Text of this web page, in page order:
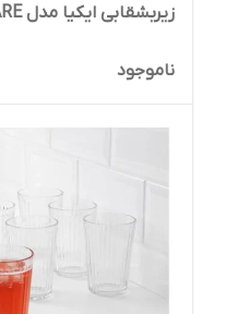
زیربشقابی ایکیا مدل SOARE
ناموجود